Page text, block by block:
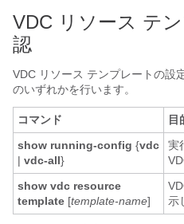
VDC リソース テ
認
VDC リソース テンプレートの設
のいずれかを行います。
コマンド
目
show running-config {vdc
| vdc-all}
実
show vdc resource
template [template-name]
示